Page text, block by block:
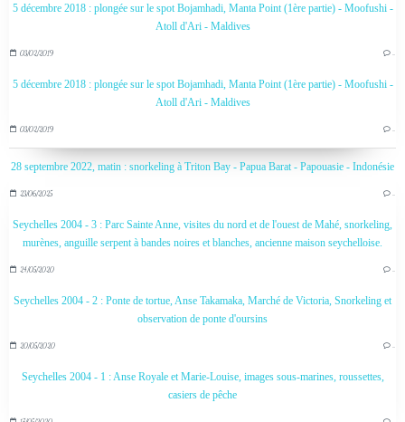
5 décembre 2018 : plongée sur le spot Bojamhadi, Manta Point (1ère partie) - Moofushi -
Atoll d'Ari - Maldives
03/02/2019 …
5 décembre 2018 : plongée sur le spot Bojamhadi, Manta Point (1ère partie) - Moofushi -
Atoll d'Ari - Maldives
03/02/2019 …
28 septembre 2022, matin : snorkeling à Triton Bay - Papua Barat - Papouasie - Indonésie
23/06/2025 …
Seychelles 2004 - 3 : Parc Sainte Anne, visites du nord et de l'ouest de Mahé, snorkeling,
murènes, anguille serpent à bandes noires et blanches, ancienne maison seychelloise.
24/05/2020 …
Seychelles 2004 - 2 : Ponte de tortue, Anse Takamaka, Marché de Victoria, Snorkeling et
observation de ponte d'oursins
20/05/2020 …
Seychelles 2004 - 1 : Anse Royale et Marie-Louise, images sous-marines, roussettes,
casiers de pêche